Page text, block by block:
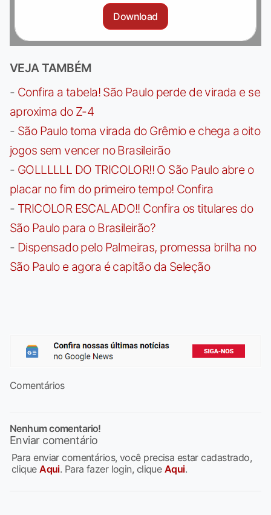
Download
VEJA TAMBÉM
- Confira a tabela! São Paulo perde de virada e se
aproxima do Z-4
- São Paulo toma virada do Grêmio e chega a oito
jogos sem vencer no Brasileirão
- GOLLLLLL DO TRICOLOR!! O São Paulo abre o
placar no fim do primeiro tempo! Confira
- TRICOLOR ESCALADO!! Confira os titulares do
São Paulo para o Brasileirão?
- Dispensado pelo Palmeiras, promessa brilha no
São Paulo e agora é capitão da Seleção
Comentários
Nenhum comentario!
Enviar comentário
Para enviar comentários, você precisa estar cadastrado,
cliqueAqui. Para fazer login, clique Aqui.